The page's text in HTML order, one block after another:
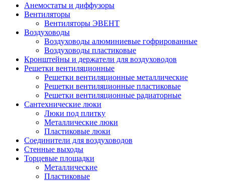
Анемостаты и диффузоры
Вентиляторы
Вентиляторы ЭВЕНТ
Воздуховоды
Воздуховоды алюминиевые гофрированные
Воздуховоды пластиковые
Кронштейны и держатели для воздуховодов
Решетки вентиляционные
Решетки вентиляционные металлические
Решетки вентиляционные пластиковые
Решетки вентиляционные радиаторные
Сантехнические люки
Люки под плитку
Металлические люки
Пластиковые люки
Соединители для воздуховодов
Стенные выходы
Торцевые площадки
Металлические
Пластиковые